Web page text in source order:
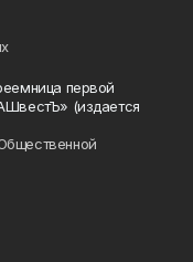
первой
(издается